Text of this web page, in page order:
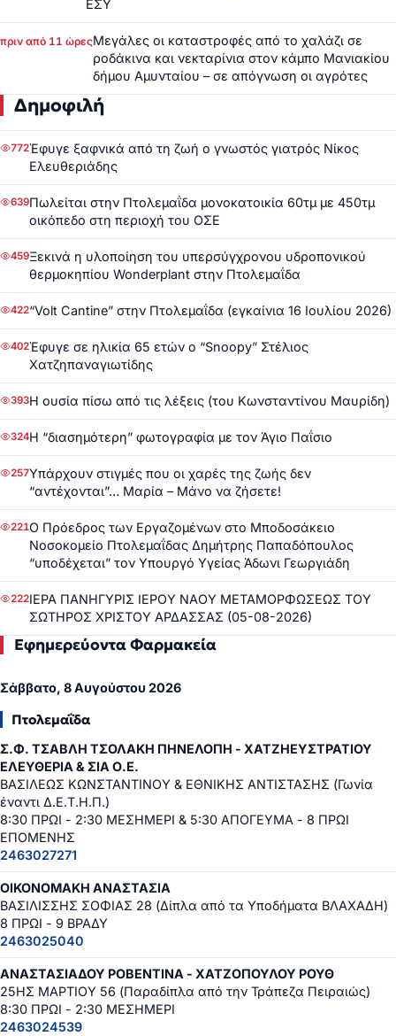
ΕΣΥ
πριν από 11 ώρεςΜεγάλες οι καταστροφές από το χαλάζι σε
ροδάκινα και νεκταρίνια στον κάμπο Μανιακίου
δήμου Αμυνταίου – σε απόγνωση οι αγρότες
Δημοφιλή
772Έφυγε ξαφνικά από τη ζωή ο γνωστός γιατρός Νίκος
Ελευθεριάδης
639Πωλείται στην Πτολεμαΐδα μονοκατοικία 60τμ με 450τμ
οικόπεδο στη περιοχή του ΟΣΕ
459Ξεκινά η υλοποίηση του υπερσύγχρονου υδροπονικού
θερμοκηπίου Wonderplant στην Πτολεμαΐδα
422“Volt Cantine” στην Πτολεμαΐδα (εγκαίνια 16 Ιουλίου 2026)
402Έφυγε σε ηλικία 65 ετών ο “Snoopy” Στέλιος
Χατζηπαναγιωτίδης
393Η ουσία πίσω από τις λέξεις (του Κωνσταντίνου Μαυρίδη)
324Η “διασημότερη” φωτογραφία με τον Άγιο Παΐσιο
257Υπάρχουν στιγμές που οι χαρές της ζωής δεν
“αντέχονται”… Μαρία – Μάνο να ζήσετε!
221Ο Πρόεδρος των Εργαζομένων στο Μποδοσάκειο
Νοσοκομείο Πτολεμαΐδας Δημήτρης Παπαδόπουλος
“υποδέχεται” τον Υπουργό Υγείας Άδωνι Γεωργιάδη
222ΙΕΡΑ ΠΑΝΗΓΥΡΙΣ ΙΕΡΟΥ ΝΑΟΥ ΜΕΤΑΜΟΡΦΩΣΕΩΣ ΤΟΥ
ΣΩΤΗΡΟΣ ΧΡΙΣΤΟΥ ΑΡΔΑΣΣΑΣ (05-08-2026)
Εφημερεύοντα Φαρμακεία
Σάββατο, 8 Αυγούστου 2026
Πτολεμαΐδα
Σ.Φ. ΤΣΑΒΛΗ ΤΣΟΛΑΚΗ ΠΗΝΕΛΟΠΗ - ΧΑΤΖΗΕΥΣΤΡΑΤΙΟΥ
ΕΛΕΥΘΕΡΙΑ & ΣΙΑ Ο.Ε.
ΒΑΣΙΛΕΩΣ ΚΩΝΣΤΑΝΤΙΝΟΥ & ΕΘΝΙΚΗΣ ΑΝΤΙΣΤΑΣΗΣ (Γωνία
έναντι Δ.Ε.Τ.Η.Π.)
8:30 ΠΡΩΙ - 2:30 ΜΕΣΗΜΕΡΙ & 5:30 ΑΠΟΓΕΥΜΑ - 8 ΠΡΩΙ
ΕΠΟΜΕΝΗΣ
2463027271
ΟΙΚΟΝΟΜΑΚΗ ΑΝΑΣΤΑΣΙΑ
ΒΑΣΙΛΙΣΣΗΣ ΣΟΦΙΑΣ 28 (Δίπλα από τα Υποδήματα ΒΛΑΧΑΔΗ)
8 ΠΡΩΙ - 9 ΒΡΑΔΥ
2463025040
ΑΝΑΣΤΑΣΙΑΔΟΥ ΡΟΒΕΝΤΙΝΑ - ΧΑΤΖΟΠΟΥΛΟΥ ΡΟΥΘ
25ΗΣ ΜΑΡΤΙΟΥ 56 (Παραδίπλα από την Τράπεζα Πειραιώς)
8:30 ΠΡΩΙ - 2:30 ΜΕΣΗΜΕΡΙ
2463024539